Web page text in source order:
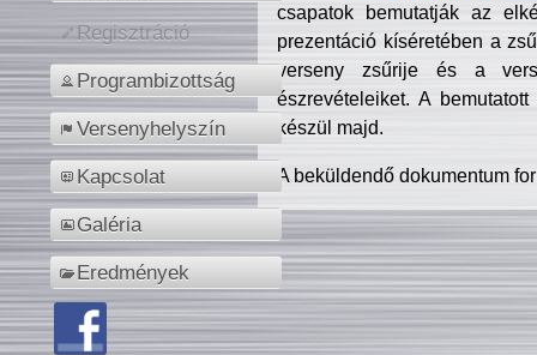
Regisztráció
Programbizottság
Versenyhelyszín
Kapcsolat
Galéria
Eredmények
csapatok bemutatják az
prezentáció kíséretében a
verseny zsűrije és a
észrevételeiket. A
készül majd.
A beküldendő dokumentum